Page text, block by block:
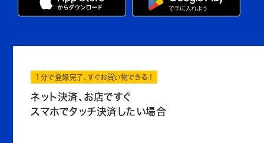
1分で登録完了、すぐお買い物できる！
ネット決済、お店ですぐ
スマホでタッチ決済したい場合